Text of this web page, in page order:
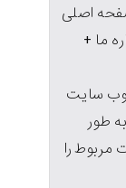
= صفحه اصلی
ما +
وب سایت
طور
را